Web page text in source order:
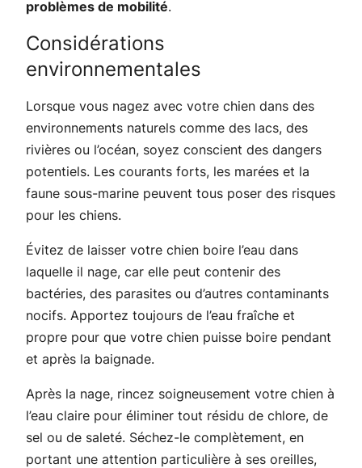
problèmes de mobilité.
Considérations
environnementales
Lorsque vous nagez avec votre chien dans des
environnements naturels comme des lacs, des
rivières ou l’océan, soyez conscient des dangers
potentiels. Les courants forts, les marées et la
faune sous-marine peuvent tous poser des risques
pour les chiens.
Évitez de laisser votre chien boire l’eau dans
laquelle il nage, car elle peut contenir des
bactéries, des parasites ou d’autres contaminants
nocifs. Apportez toujours de l’eau fraîche et
propre pour que votre chien puisse boire pendant
et après la baignade.
Après la nage, rincez soigneusement votre chien à
l’eau claire pour éliminer tout résidu de chlore, de
sel ou de saleté. Séchez-le complètement, en
portant une attention particulière à ses oreilles,